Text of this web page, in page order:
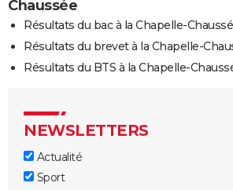
Chaussée
Résultats du bac à la Chapelle-
Résultats du brevet à la Chapelle-
Résultats du BTS à la Chapelle-
NEWSLETTERS
Actualité
Sport